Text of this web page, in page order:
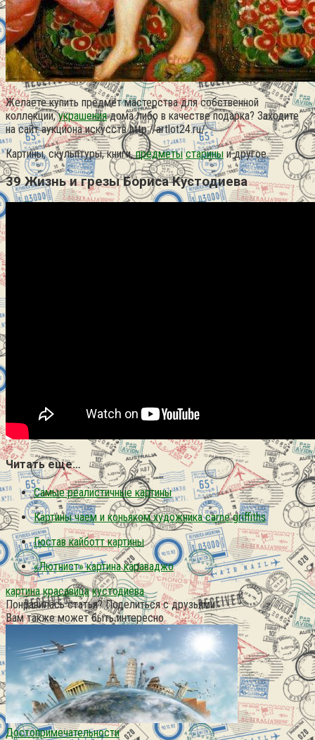
Желаете купить предмет мастерства для собственной
коллекции,украшениядома либо в качестве подарка? Заходите
на сайт аукциона искусств http://artlot24.ru/.
Картины, скульптуры, книги,предметы старины и другое.
39 Жизнь и грезы Бориса Кустодиева
Читать еще…
Самые реалистичные картины
Картины чаем и коньяком художника carne griffiths
Гюстав кайботт картины
«Лютнист» картина караваджо
картина красавица кустодиева
Понравилась статья? Поделиться с друзьями:
Вам также может быть интересно
Достопримечательности